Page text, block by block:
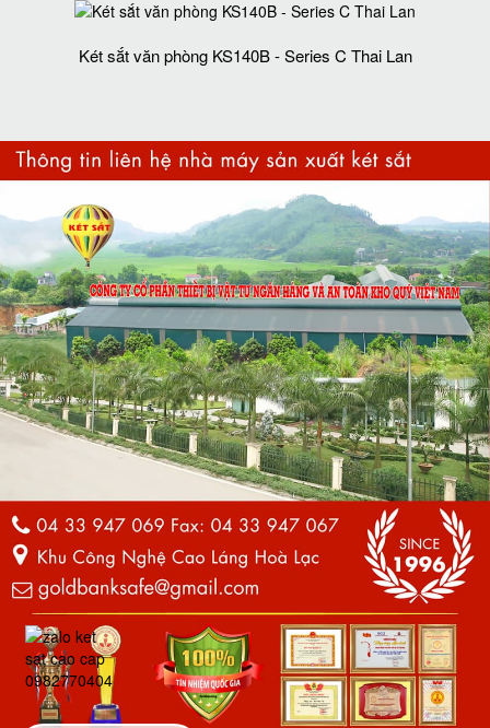
Két sắt văn phòng KS140B - Series C Thai Lan